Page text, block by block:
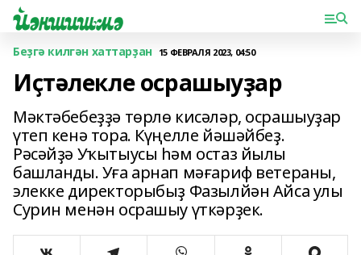
Беҙгә килгән хаттарҙан 15 ФЕВРАЛЯ 2023, 04:50
Иҫтәлекле осрашыуҙар
Мәктәбебеҙҙә төрлө кисәләр, осрашыуҙар
үтеп кенә тора. Күңелле йәшәйбеҙ.
Рәсәйҙә Уҡытыусы һәм остаз йылы
башланды. Уға арнап мәғариф ветераны,
элекке директорыбыҙ Фазылйән Айса улы
Сурин менән осрашыу үткәрҙек.